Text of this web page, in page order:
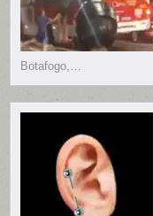
Botafogo,…